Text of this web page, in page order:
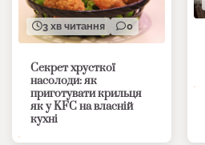
3 хв читання 0
Секрет хрусткої
насолоди: як
приготувати крильця
як у KFC на власній
кухні